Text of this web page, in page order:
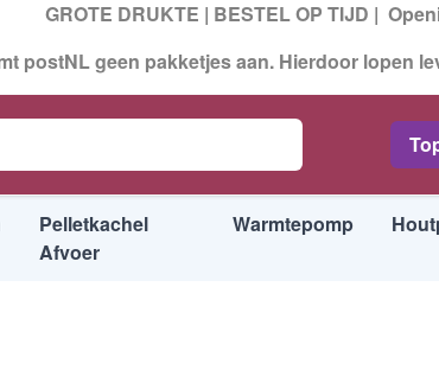
GROTE DRUKTE | BESTEL OP TIJD |
postNL geen pakketjes aan. Hierdoor lopen
Pelletkachel
Afvoer
Warmtepomp